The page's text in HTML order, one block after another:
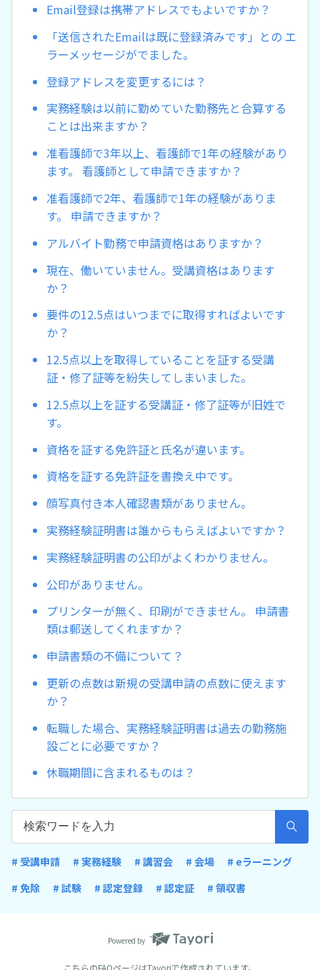
Email登録は携帯アドレスでもよいですか？
「送信されたEmailは既に登録済みです」との エ
ラーメッセージがでました。
登録アドレスを変更するには？
実務経験は以前に勤めていた勤務先と合算する
ことは出来ますか？
准看護師で3年以上、看護師で1年の経験があり
ます。 看護師として申請できますか？
准看護師で2年、看護師で1年の経験がありま
す。 申請できますか？
アルバイト勤務で申請資格はありますか？
現在、働いていません。受講資格はあります
か？
要件の12.5点はいつまでに取得すればよいです
か？
12.5点以上を取得していることを証する受講
証・修了証等を紛失してしまいました。
12.5点以上を証する受講証・修了証等が旧姓で
す。
資格を証する免許証と氏名が違います。
資格を証する免許証を書換え中です。
顔写真付き本人確認書類がありません。
実務経験証明書は誰からもらえばよいですか？
実務経験証明書の公印がよくわかりません。
公印がありません。
プリンターが無く、印刷ができません。 申請書
類は郵送してくれますか？
申請書類の不備について？
更新の点数は新規の受講申請の点数に使えます
か？
転職した場合、実務経験証明書は過去の勤務施
設ごとに必要ですか？
休職期間に含まれるものは？
# 受講申請 # 実務経験 # 講習会 # 会場
# eラーニング
# 免除
# 試験 # 認定登録 # 認定証 # 領収書
Powered by
こちらのFAQページはTayoriで作成されています。